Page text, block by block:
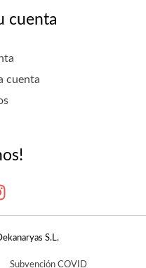
cuenta
cuenta
S.L.
Subvención COVID